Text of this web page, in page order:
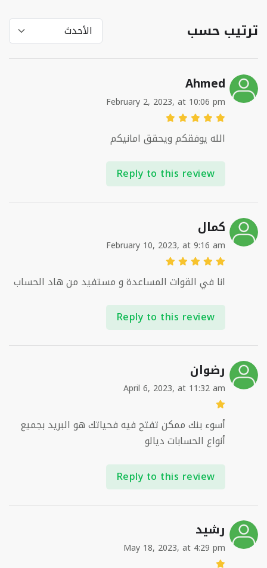
ترتيب حسب
Ahmed
February 2, 2023, at 10:06 pm
الله يوفقكم ويحقق امانيكم
Reply to this review
كمال
February 10, 2023, at 9:16 am
انا في القوات المساعدة و مستفيد من هاد الحساب
Reply to this review
رضوان
April 6, 2023, at 11:32 am
أسوء بنك ممكن تفتح فيه فحياتك هو البريد بجميع
أنواع الحسابات ديالو
Reply to this review
رشيد
May 18, 2023, at 4:29 pm